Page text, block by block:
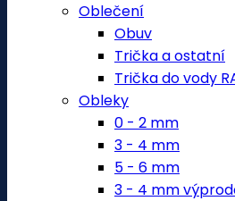
Oblečení
Obuv
Trička a ostatní
Trička do vody
Obleky
0 - 2 mm
3 - 4 mm
5 - 6 mm
3 - 4 mm